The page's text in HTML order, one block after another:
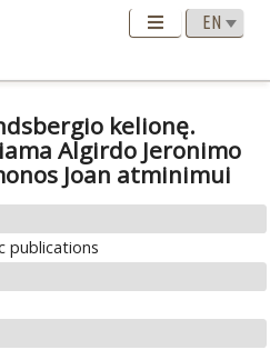
kelionę.
Algirdo Jeronimo
Joan atminimui
publications